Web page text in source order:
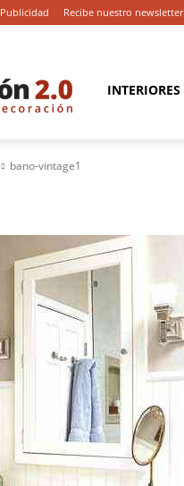
Publicidad Recibe nuestro newsletter
INTERIORES
bano-vintage1